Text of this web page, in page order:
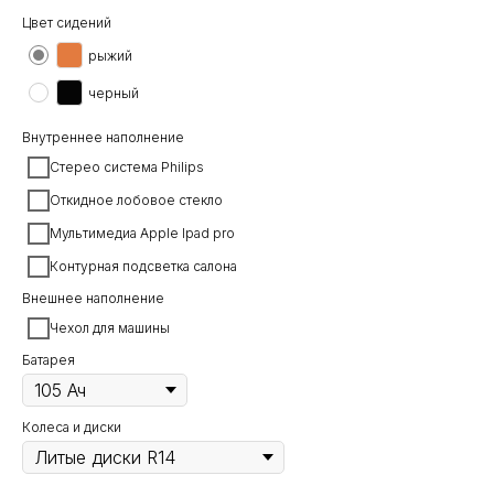
Цвет сидений
рыжий
черный
Внутреннее наполнение
Стерео система Philips
Откидное лобовое стекло
Мультимедиа Apple Ipad pro
Контурная подсветка салона
Внешнее наполнение
Чехол для машины
Батарея
Колеса и диски